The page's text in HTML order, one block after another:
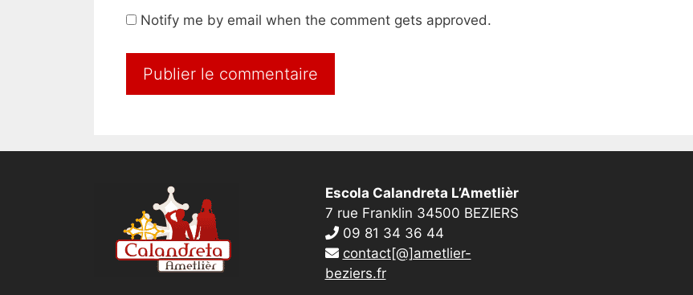
Notify me by email when the comment gets approved.
Escola Calandreta L’Ametlièr
7 rue Franklin 34500 BEZIERS
09 81 34 36 44
contact[@]ametlier-
beziers.fr